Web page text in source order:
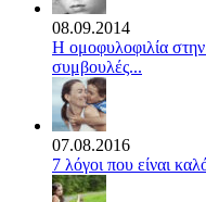
08.09.2014
Η ομοφυλοφιλία
συμβουλές...
07.08.2016
7 λόγοι που είναι